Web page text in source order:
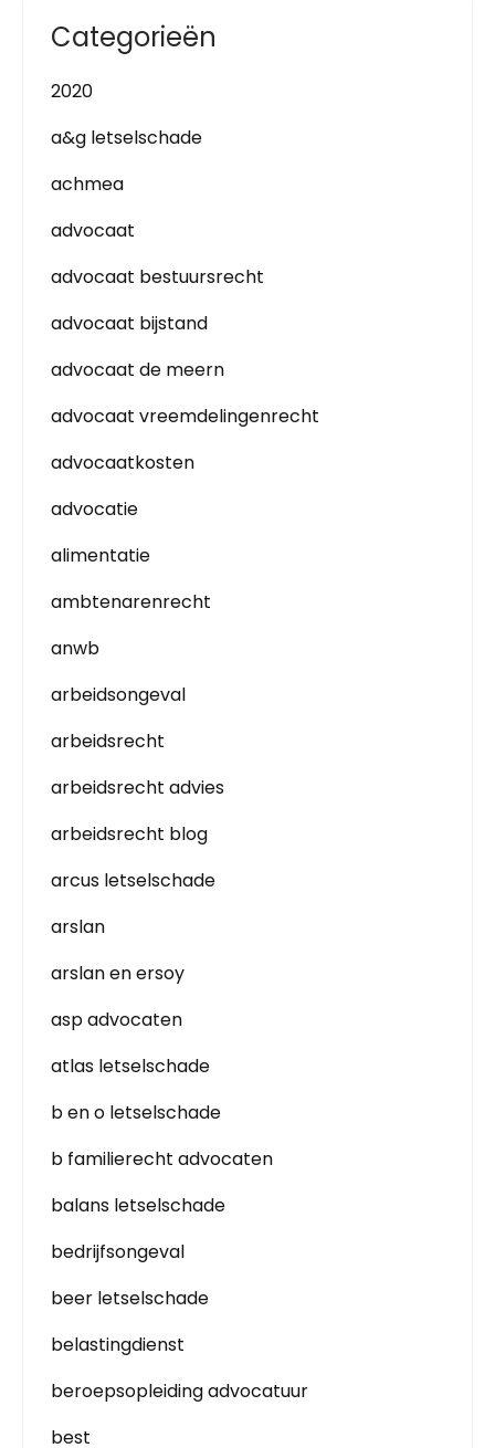
Categorieën
2020
a&g letselschade
achmea
advocaat
advocaat bestuursrecht
advocaat bijstand
advocaat de meern
advocaat vreemdelingenrecht
advocaatkosten
advocatie
alimentatie
ambtenarenrecht
anwb
arbeidsongeval
arbeidsrecht
arbeidsrecht advies
arbeidsrecht blog
arcus letselschade
arslan
arslan en ersoy
asp advocaten
atlas letselschade
b en o letselschade
b familierecht advocaten
balans letselschade
bedrijfsongeval
beer letselschade
belastingdienst
beroepsopleiding advocatuur
best